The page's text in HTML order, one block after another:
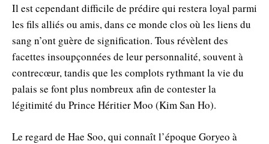
Il est cependant difficile de prédire qui restera loyal parmi
les fils alliés ou amis, dans ce monde clos où les liens du
sang n’ont guère de signification. Tous révèlent des
facettes insoupçonnées de leur personnalité, souvent à
contrecœur, tandis que les complots rythmant la vie du
palais se font plus nombreux afin de contester la
légitimité du Prince Héritier Moo (Kim San Ho).
Le regard de Hae Soo, qui connaît l’époque Goryeo à